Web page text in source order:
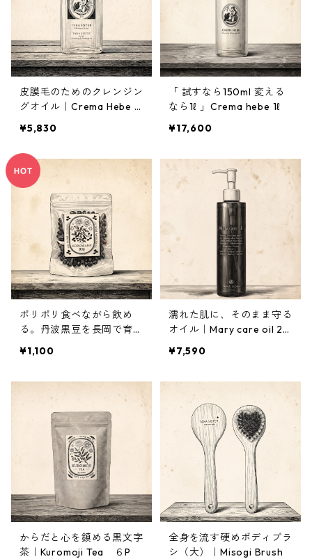
皮膜毛のためのクレンジン
グオイル｜Crema Hebe 1
¥5,830
「 試すなら150ml 変える
なら1ℓ 」Crema hebe 1ℓ
¥17,600
ポリポリ食べながら飲め
る。丹波黒豆を長岡で育て
¥1,100
濡れた肌に、そのまま守る
オイル｜Mary care oil 20
¥7,590
からだと心を鎮める黒文字
茶｜Kuromoji Tea ６P
全身を流す硬めボディブラ
シ（大）｜Misogi Brush